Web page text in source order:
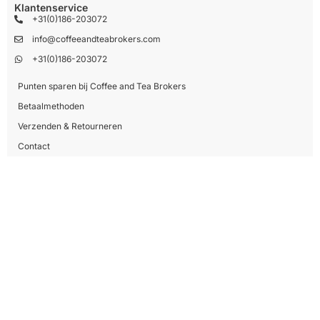
Klantenservice
+31(0)186-203072
info@coffeeandteabrokers.com
+31(0)186-203072
Punten sparen bij Coffee and Tea Brokers
Betaalmethoden
Verzenden & Retourneren
Contact